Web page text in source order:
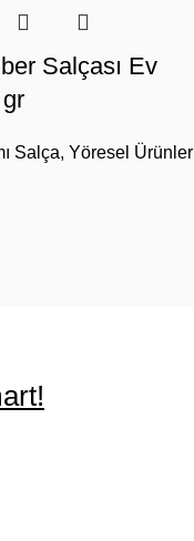
Salçası Ev
Salça, Yöresel Ürünler